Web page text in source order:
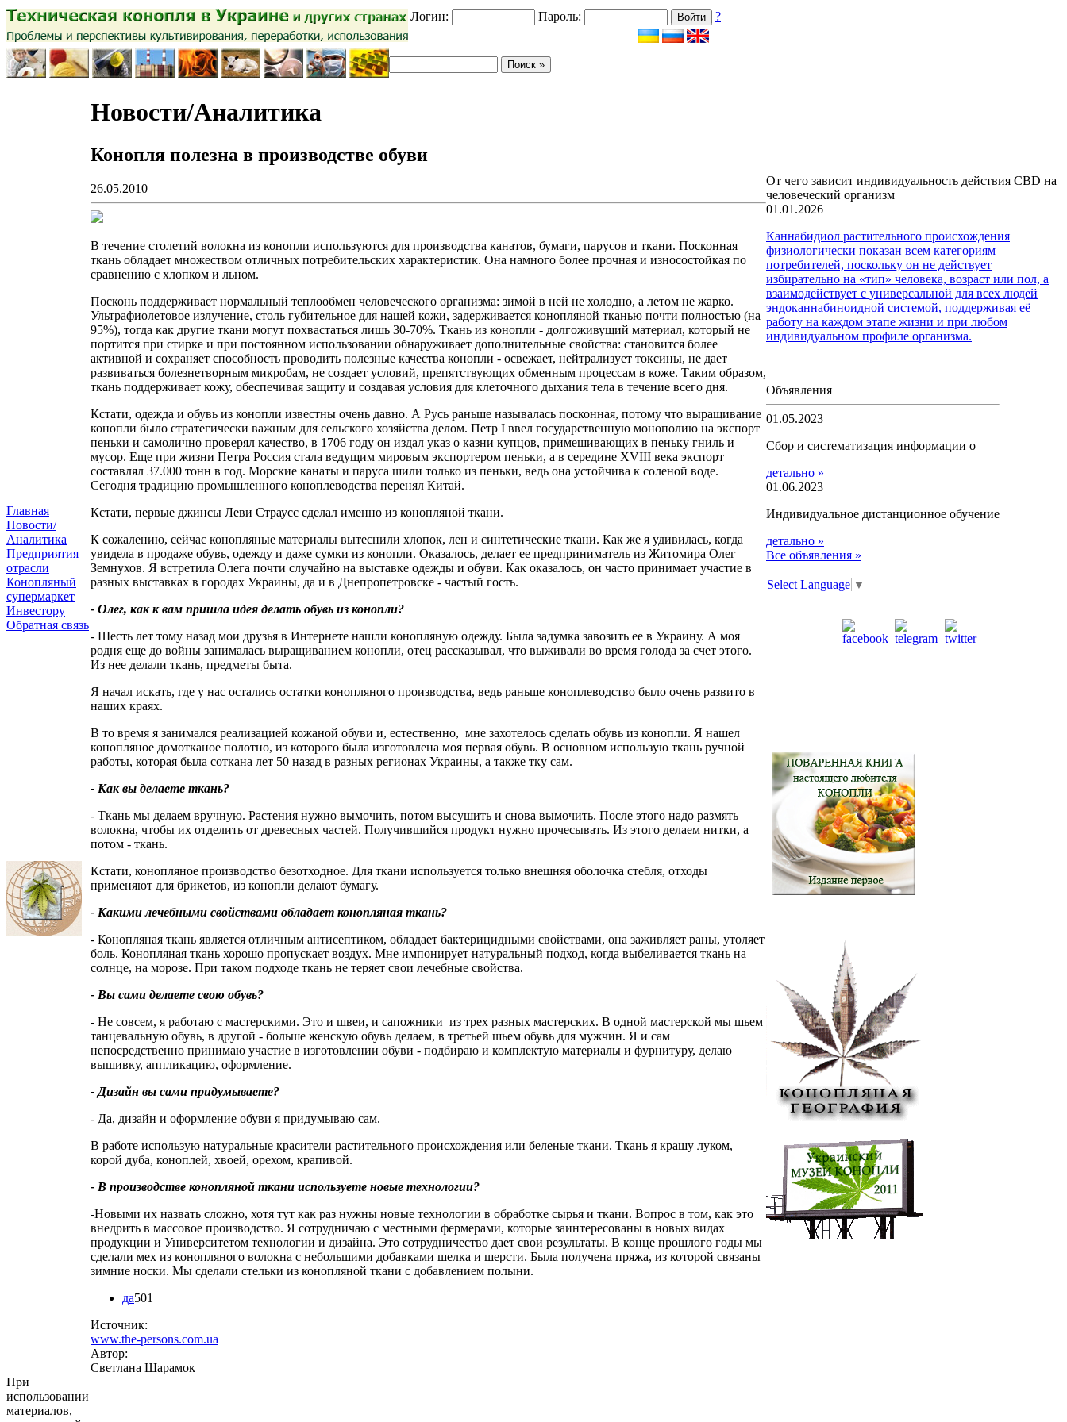
Логин: Пароль: ?
Главная
Новости/
Аналитика
Предприятия
отрасли
Конопляный
супермаркет
Инвестору
Обратная связь
Новости/Аналитика
Конопля полезна в производстве обуви
26.05.2010
В течение столетий волокна из конопли используются для производства канатов, бумаги, парусов и ткани. Посконная
ткань обладает множеством отличных потребительских характеристик. Она намного более прочная и износостойкая по
сравнению с хлопком и льном.
Посконь поддерживает нормальный теплообмен человеческого организма: зимой в ней не холодно, а летом не жарко.
Ультрафиолетовое излучение, столь губительное для нашей кожи, задерживается конопляной тканью почти полностью (на
95%), тогда как другие ткани могут похвастаться лишь 30-70%. Ткань из конопли - долго­живущий материал, который не
портится при стирке и при по­стоянном использовании обнаруживает дополнительные свойства: становится более
активной и сохраняет способность проводить полезные качества конопли - освежает, нейтрализует токсины, не дает
развиваться болезнетворным микробам, не создает условий, препятству­ющих обменным процессам в коже. Таким образом,
ткань поддерживает кожу, обеспечивая защиту и создавая условия для клеточного дыхания тела в течение всего дня.
Кстати, одежда и обувь из конопли известны очень давно. А Русь раньше называлась посконная, потому что выращивание
конопли было стратегически важным для сельского хозяйства делом. Петр I ввел государственную монополию на экспорт
пеньки и самолично проверял качество, в 1706 году он издал указ о казни купцов, примешивающих в пеньку гниль и
мусор. Еще при жизни Петра Россия стала ведущим мировым экспортером пеньки, а в середине XVIII века экспорт
составлял 37.000 тонн в год. Морские канаты и паруса шили только из пеньки, ведь она устойчива к соленой воде.
Сегодня традицию промышленного коноплеводства перенял Китай.
Кстати, первые джинсы Леви Страусс сделал именно из конопляной ткани.
К сожалению, сейчас конопляные материалы вытеснили хлопок, лен и синтетические ткани. Как же я удивилась, когда
увидела в продаже обувь, одежду и даже сумки из конопли. Оказалось, делает ее предприниматель из Житомира Олег
Земнухов. Я встретила Олега почти случайно на выставке одежды и обуви. Как оказалось, он часто принимает участие в
разных выставках в городах Украины, да и в Днепропетровске - частый гость.
- Олег, как к вам пришла идея делать обувь из конопли?
- Шесть лет тому назад мои друзья в Интернете нашли конопляную одежду. Была задумка завозить ее в Украину. А моя
родня еще до войны занималась выращиванием конопли, отец рассказывал, что выживали во время голода за счет этого.
Из нее делали ткань, предметы быта.
Я начал искать, где у нас остались остатки конопляного производства, ведь раньше коноплеводство было очень развито в
наших краях.
В то время я занимался реализацией кожаной обуви и, естественно, мне захотелось сделать обувь из конопли. Я нашел
конопляное домотканое полотно, из которого была изготовлена моя первая обувь. В основном использую ткань ручной
работы, которая была соткана лет 50 назад в разных регионах Украины, а также тку сам.
- Как вы делаете ткань?
- Ткань мы делаем вручную. Растения нужно вымочить, потом высушить и снова вымочить. После этого надо размять
волокна, чтобы их отделить от древесных частей. Получившийся продукт нужно прочесывать. Из этого делаем нитки, а
потом - ткань.
Кстати, конопляное производство безотходное. Для ткани используется только внешняя оболочка стебля, отходы
применяют для брикетов, из конопли делают бумагу.
- Какими лечебными свойствами обладает конопляная ткань?
- Конопляная ткань является отличным антисептиком, обладает бактерицидными свойствами, она заживляет раны, утоляет
боль. Конопляная ткань хорошо пропускает воздух. Мне импонирует натуральный подход, когда выбеливается ткань на
солнце, на морозе. При таком подходе ткань не теряет свои лечебные свойства.
- Вы сами делаете свою обувь?
- Не совсем, я работаю с мастерскими. Это и швеи, и сапожники из трех разных мастерских. В одной мастерской мы шьем
танцевальную обувь, в другой - больше женскую обувь делаем, в третьей шьем обувь для мужчин. Я и сам
непосредственно принимаю участие в изготовлении обуви - подбираю и комплектую материалы и фурнитуру, делаю
вышивку, аппликацию, оформление.
- Дизайн вы сами придумываете?
- Да, дизайн и оформление обуви я придумываю сам.
В работе использую натуральные красители растительного происхождения или беленые ткани. Ткань я крашу луком,
корой дуба, коноплей, хвоей, орехом, крапивой.
- В производстве конопляной ткани используете новые технологии?
-Новыми их назвать сложно, хотя тут как раз нужны новые технологии в обработке сырья и ткани. Вопрос в том, как это
внедрить в массовое производство. Я сотрудничаю с местными фермерами, которые заинтересованы в новых видах
продукции и Университетом технологии и дизайна. Это сотрудничество дает свои результаты. В конце прошлого годы мы
сделали мех из конопляного волокна с небольшими добавками шелка и шерсти. Была получена пряжа, из которой связаны
зимние носки. Мы сделали стельки из конопляной ткани с добавлением полыни.
да501
Источник:
www.the-persons.com.ua
Автор:
Светлана Шарамок
От чего зависит индивидуальность действия CBD на
человеческий организм
01.01.2026
Каннабидиол растительного происхождения
физиологически показан всем категориям
потребителей, поскольку он не действует
избирательно на «тип» человека, возраст или пол, а
взаимодействует с универсальной для всех людей
эндоканнабиноидной системой, поддерживая её
работу на каждом этапе жизни и при любом
индивидуальном профиле организма.
Объявления
01.05.2023
Сбор и систематизация информации о
детально »
01.06.2023
Индивидуальное дистанционное обучение
детально »
Все объявления »
Select Language ▼
При
использовании
материалов,